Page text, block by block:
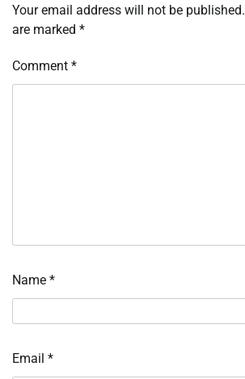
Your email address will not be published.
are marked *
Comment *
Name *
Email *